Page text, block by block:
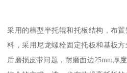
采用的槽型半托辊和托板结构，布
料，采用尼龙螺栓固定托板和基板
后磨损皮带问题，耐磨面边25mm厚